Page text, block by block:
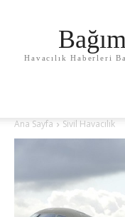
Havacılık Haberleri
Ana Sayfa Sivil Havacılık